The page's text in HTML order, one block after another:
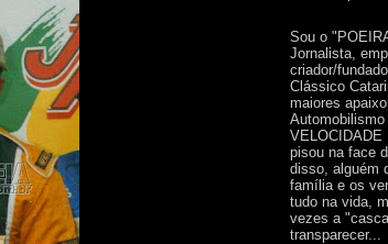
Sou o
Jornalista,
criador/
Clássico
maiores
VELOCIDADE
pisou na face
disso, alguém
família e os
tudo na vida,
vezes a
transparecer...